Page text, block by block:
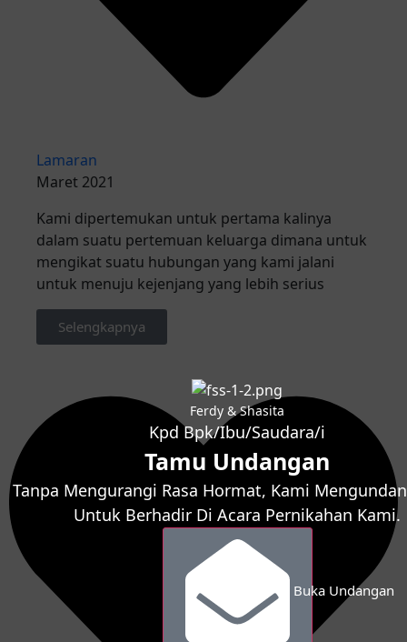
Lamaran
Maret 2021
Kami dipertemukan untuk pertama kalinya
dalam suatu pertemuan keluarga dimana untuk
mengikat suatu hubungan yang kami jalani
untuk menuju kejenjang yang lebih serius
Selengkapnya
Ferdy & Shasita
Kpd Bpk/Ibu/Saudara/i
Tamu Undangan
Tanpa Mengurangi Rasa Hormat, Kami
Untuk Berhadir Di Acara Pernikahan Kami.
Buka Undangan